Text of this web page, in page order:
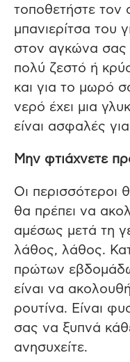
τοποθετήστε
μπανιερίτσα του
στον αγκώνα σας
πολύ ζεστό ή
και για το μωρό
νερό έχει μια
είναι ασφαλές
Μην φτιάχνετε
Οι περισσότεροι
θα πρέπει να
αμέσως μετά τη
λάθος, λάθος.
πρώτων
είναι να
ρουτίνα. Είναι
σας να ξυπνά
ανησυχείτε.